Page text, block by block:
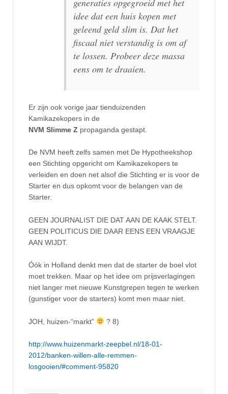
generaties opgegroeid met het
idee dat een huis kopen met
geleend geld slim is. Dat het
fiscaal niet verstandig is om af
te lossen. Probeer deze massa
eens om te draaien.
Er zijn ook vorige jaar tienduizenden
Kamikazekopers in de
NVM Slimme Z propaganda gestapt.
De NVM heeft zelfs samen met De Hypotheekshop
een Stichting opgericht om Kamikazekopers te
verleiden en doen net alsof die Stichting er is voor de
Starter en dus opkomt voor de belangen van de
Starter.
GEEN JOURNALIST DIE DAT AAN DE KAAK STELT.
GEEN POLITICUS DIE DAAR EENS EEN VRAAGJE
AAN WIJDT.
Óók in Holland denkt men dat de starter de boel vlot
moet trekken. Maar op het idee om prijsverlagingen
niet langer met nieuwe Kunstgrepen tegen te werken
(gunstiger voor de starters) komt men maar niet.
JOH, huizen-“markt” ? 8)
http://www.huizenmarkt-zeepbel.nl/18-01-
2012/banken-willen-alle-remmen-
losgooien/#comment-95820